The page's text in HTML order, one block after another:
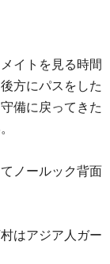
イトを見る時間
方にパスをした
備に戻ってきた
ノールック背面
はアジア人ガー